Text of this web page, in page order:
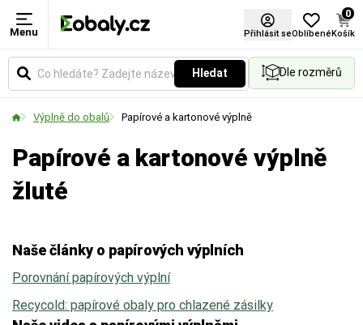
Menu Přihlásit seOblíbené
0
Košík
Hledat Dle rozměrů
Výplně do obalů Papírové a kartonové výplně
Papírové a kartonové výplně
žluté
Naše články o papírových výplních
Porovnání papírových výplní
Recycold: papírové obaly pro chlazené zásilky
Materiál
Zvolte typ materiálu podle požadované pevnosti,
Barva
Vyberte si barevné provedení obalů a balicích
Certifikace FSC®